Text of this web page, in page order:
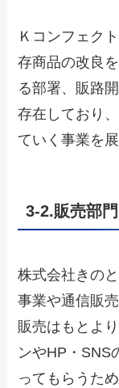
Ｋコンフェク
存商品の改良
る部署、販路
存在しており
ていく事業を
3-2.販売部門
株式会社きの
事業や通信販
販売はもとよ
ンやHP・SNS
ってもらうた